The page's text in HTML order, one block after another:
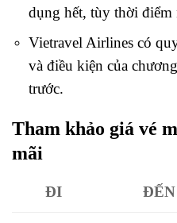
dụng hết, tùy thời điểm
Vietravel Airlines có
và điều kiện của
trước.
Tham khảo giá vé
mãi
ĐI ĐẾN